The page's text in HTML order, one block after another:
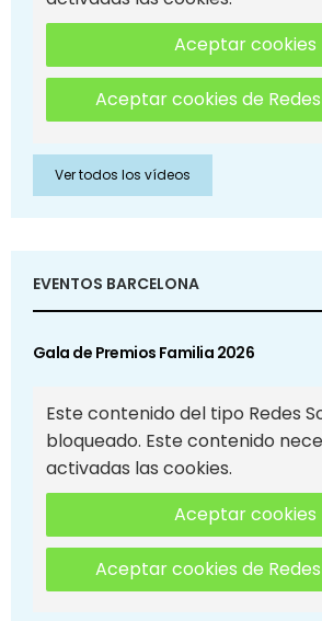
Aceptar cookies
Aceptar cookies de
Ver todos los vídeos
EVENTOS BARCELONA
Gala de Premios Familia 2026
Este contenido del tipo Redes
bloqueado. Este contenido
activadas las cookies.
Aceptar cookies
Aceptar cookies de